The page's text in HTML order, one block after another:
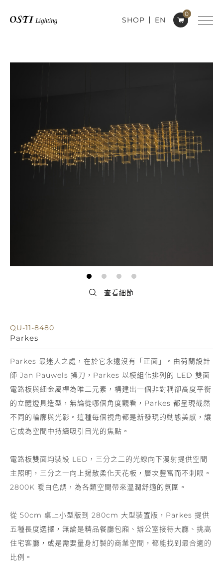
0
SHOP EN
QU-11-8480
Parkes
Parkes 最迷人之處，在於它永遠沒有「正面」。由荷蘭設計
師 Jan Pauwels 操刀，Parkes 以模組化排列的 LED 雙面
電路板與細金屬桿為唯二元素，構建出一個非對稱卻高度平衡
的立體燈具造型，無論從哪個角度觀看，Parkes 都呈現截然
不同的輪廓與光影。這種每個視角都是新發現的動態美感，讓
它成為空間中持續吸引目光的焦點。
電路板雙面均裝設 LED，三分之二的光線向下漫射提供空間
主照明，三分之一向上揚散柔化天花板，層次豐富而不刺眼。
2800K 暖白色調，為各類空間帶來溫潤舒適的氛圍。
從 50cm 桌上小型版到 280cm 大型裝置版，Parkes 提供
五種長度選擇，無論是精品餐廳包廂、辦公室接待大廳、挑高
住宅客廳，或是需要量身訂製的商業空間，都能找到最合適的
比例。